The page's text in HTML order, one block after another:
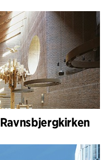
Ravnsbjergkirken